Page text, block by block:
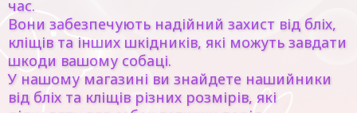
час.
Вони забезпечують надійний захист від бліх,
кліщів та інших шкідників, які можуть завдати
шкоди вашому собаці.
У нашому магазині ви знайдете нашийники
від бліх та кліщів різних розмірів, які